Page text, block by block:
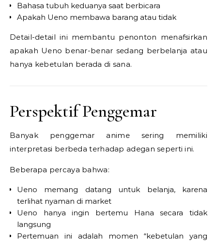
Bahasa tubuh keduanya saat berbicara
Apakah Ueno membawa barang atau tidak
Detail-detail ini membantu penonton menafsirkan
apakah Ueno benar-benar sedang berbelanja atau
hanya kebetulan berada di sana.
Perspektif Penggemar
Banyak penggemar anime sering memiliki
interpretasi berbeda terhadap adegan seperti ini.
Beberapa percaya bahwa:
Ueno memang datang untuk belanja, karena
terlihat nyaman di market
Ueno hanya ingin bertemu Hana secara tidak
langsung
Pertemuan ini adalah momen “kebetulan yang